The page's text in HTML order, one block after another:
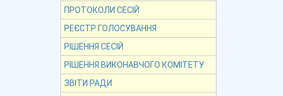
ПРОТОКОЛИ СЕСІЙ
РЕЄСТР ГОЛОСУВАННЯ
РІШЕННЯ СЕСІЙ
РІШЕННЯ ВИКОНАВЧОГО КОМІТЕТУ
ЗВІТИ РАДИ